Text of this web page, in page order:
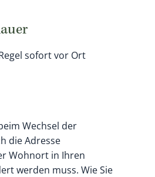
sofort vor Ort
Wechsel der
die Adresse
Wohnort in Ihren
werden muss. Wie Sie